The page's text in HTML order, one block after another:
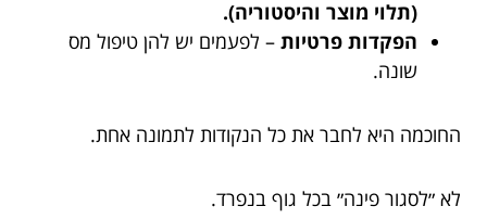
(תלוי מוצר והיסטוריה).
הפקדות פרטיות – לפעמים יש להן טיפול מס
שונה.
החוכמה היא לחבר את כל הנקודות לתמונה אחת.
לא ״לסגור פינה״ בכל גוף בנפרד.